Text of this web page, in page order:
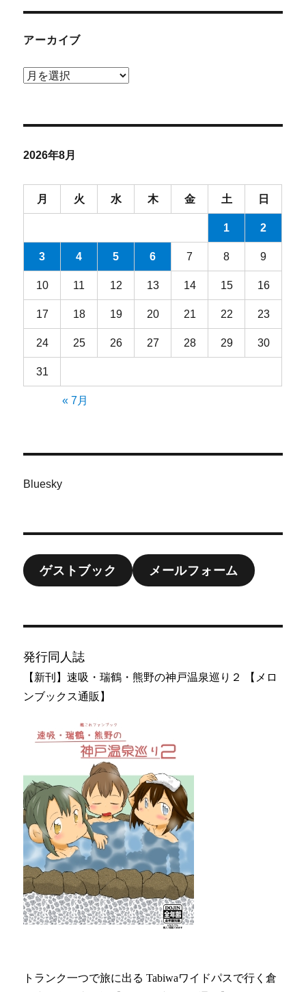
アーカイブ
ア
ブ
2026年8月
月 火 水 木 金 土 日
1 2
3 4 5 6 7 8 9
10 11 12 13 14 15 16
17 18 19 20 21 22 23
24 25 26 27 28 29 30
31
« 7月
Bluesky
ゲストブック メールフォーム
発行同人誌
【新刊】速吸・瑞鶴・熊野の神戸温泉巡り２ 【メロ
ンブックス通販】
トランク一つで旅に出る Tabiwaワイドパスで行く倉